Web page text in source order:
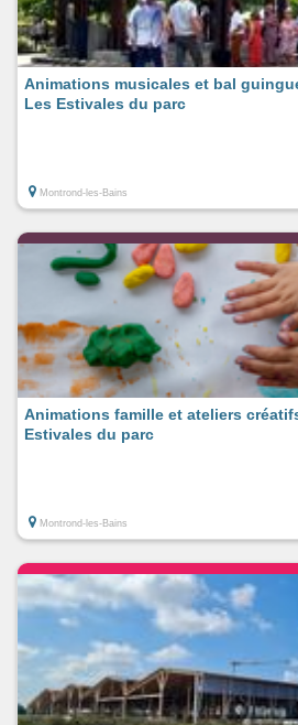
Animations musicales et bal
Les Estivales du parc
Montrond-les-Bains
Animations famille et ateliers
Estivales du parc
Montrond-les-Bains